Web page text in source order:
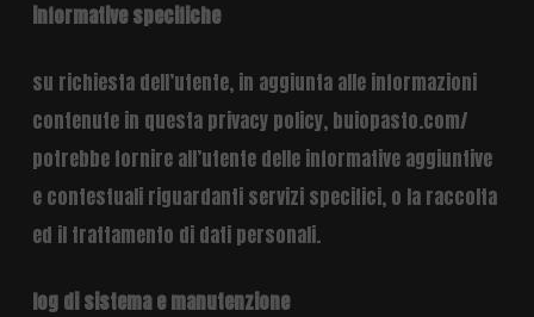
informative specifiche
su richiesta dell’utente, in aggiunta alle informazioni
contenute in questa privacy policy, buiopasto.com/
potrebbe fornire all’utente delle informative aggiuntive
e contestuali riguardanti servizi specifici, o la raccolta
ed il trattamento di dati personali.
log di sistema e manutenzione